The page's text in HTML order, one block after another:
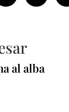
al alba